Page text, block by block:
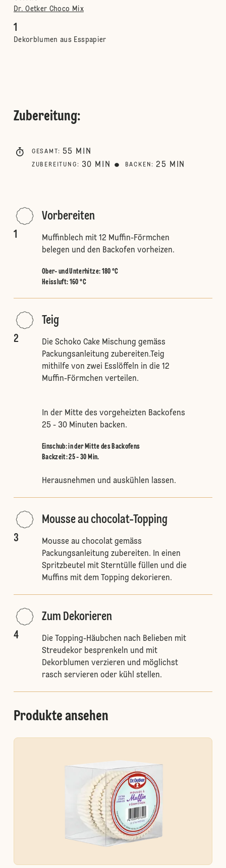
Dr. Oetker Choco Mix
1
Dekorblumen aus Esspapier
Zubereitung:
GESAMT : 55 MIN
ZUBEREITUNG : 30 MIN BACKEN : 25 MIN
1
Vorbereiten
Muffinblech mit 12 Muffin-Förmchen
belegen und den Backofen vorheizen.
Ober- und Unterhitze: 180 °C
Heissluft: 160 °C
2
Teig
Die Schoko Cake Mischung gemäss
Packungsanleitung zubereiten.Teig
mithilfe von zwei Esslöffeln in die 12
Muffin-Förmchen verteilen.
In der Mitte des vorgeheizten Backofens
25 - 30 Minuten backen.
Einschub:in der Mitte des Backofens
Backzeit: 25 - 30 Min.
Herausnehmen und auskühlen lassen.
3
Mousse au chocolat-Topping
Mousse au chocolat gemäss
Packungsanleitung zubereiten. In einen
Spritzbeutel mit Sterntülle füllen und die
Muffins mit dem Topping dekorieren.
4
Zum Dekorieren
Die Topping-Häubchen nach Belieben mit
Streudekor besprenkeln und mit
Dekorblumen verzieren und möglichst
rasch servieren oder kühl stellen.
Produkte ansehen